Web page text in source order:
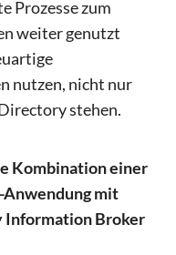
Prozesse zum
weiter genutzt
nutzen, nicht nur
stehen.
Kombination einer
mit
Broker